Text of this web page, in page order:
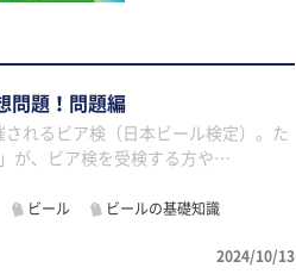
問題！問題編
れるビア検（日本ビール検定）。た
が、ビア検を受検する方や…
ビール ビールの基礎知識
2024/10/13